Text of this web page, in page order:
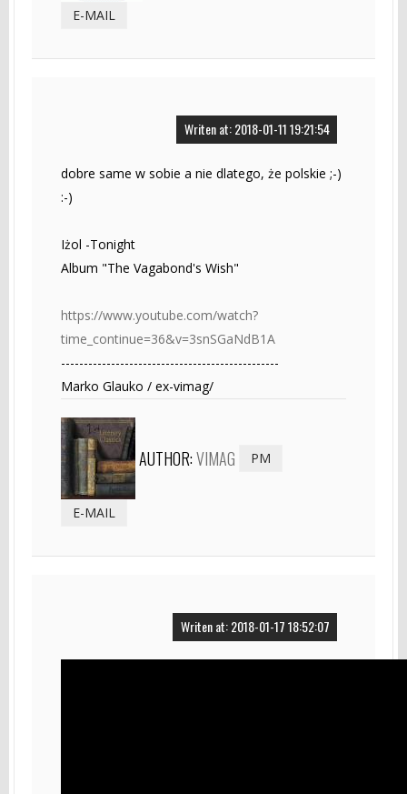
E-MAIL
Writen at: 2018-01-11 19:21:54
dobre same w sobie a nie dlatego, że polskie ;-)
:-)
Iżol -Tonight
Album "The Vagabond's Wish"
https://www.youtube.com/watch?
time_continue=36&v=3snSGaNdB1A
------------------------------------------------
Marko Glauko / ex-vimag/
AUTHOR:VIMAG PM
E-MAIL
Writen at: 2018-01-17 18:52:07